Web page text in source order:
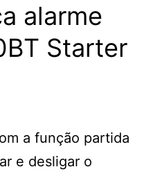
alarme
Starter
a função partida
e desligar o